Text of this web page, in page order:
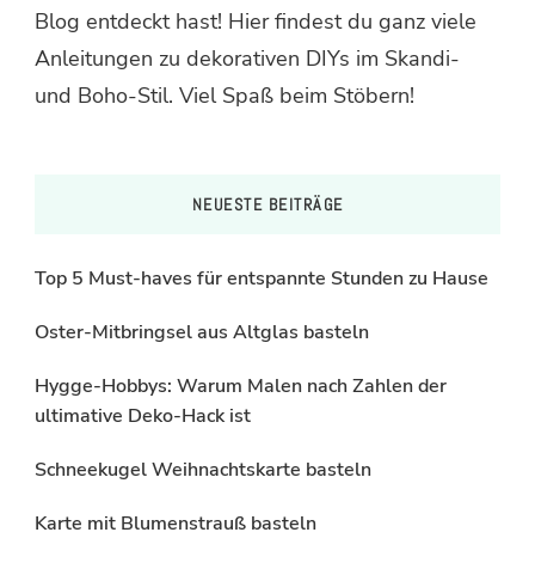
Blog entdeckt hast! Hier findest du ganz viele
Anleitungen zu dekorativen DIYs im Skandi-
und Boho-Stil. Viel Spaß beim Stöbern!
NEUESTE BEITRÄGE
Top 5 Must-haves für entspannte Stunden zu Hause
Oster-Mitbringsel aus Altglas basteln
Hygge-Hobbys: Warum Malen nach Zahlen der
ultimative Deko-Hack ist
Schneekugel Weihnachtskarte basteln
Karte mit Blumenstrauß basteln